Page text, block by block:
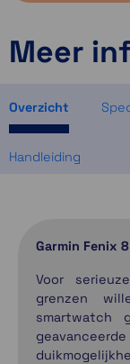
Meer
Overzicht
Handleiding
Garmin Fenix
Voor
grenzen
smartwatch